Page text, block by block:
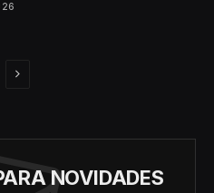
Proximo
NOVIDADES